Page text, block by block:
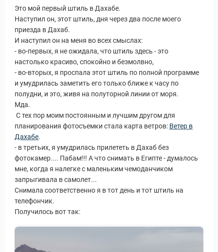
и Туры
Это мой первый штиль в Дахабе.
Наступил он, этот штиль, дня через два после моего
приезда в Дахаб.
И наступил он на меня во всех смыслах:
- во-первых, я не ожидала, что штиль здесь - это
настолько красиво, спокойно и безмолвно,
- во-вторых, я проспала этот штиль по полной программе
и умудрилась заметить его только ближе к часу по
полудни, и это, живя на полуторной линии от моря.
Мда.
С тех пор моим постоянным и лучшим другом для
планирования фотосъемки стала карта ветров: Ветер в
Дахабе.
- в третьих, я умудрилась прилететь в Дахаб без
фотокамер.... Пабам!!! А что снимать в Египте - думалось
мне, когда я налегке с маленьким чемоданчиком
запрыгивала в самолет...
Снимала соответственно я в тот день и тот штиль на
телефончик.
Получилось вот так: